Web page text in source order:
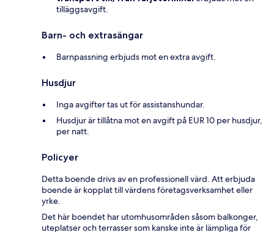
tilläggsavgift.
Barn- och extrasängar
Barnpassning erbjuds mot en extra avgift.
Husdjur
Inga avgifter tas ut för assistanshundar.
Husdjur är tillåtna mot en avgift på EUR 10 per husdjur,
per natt.
Policyer
Detta boende drivs av en professionell värd. Att erbjuda
boende är kopplat till värdens företagsverksamhet eller
yrke.
Det här boendet har utomhusområden såsom balkonger,
uteplatser och terrasser som kanske inte är lämpliga för